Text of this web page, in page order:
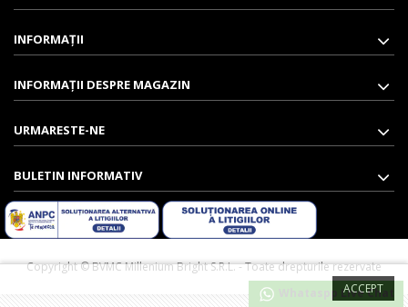
INFORMAŢII
INFORMAȚII DESPRE MAGAZIN
URMARESTE-NE
BULETIN INFORMATIV
Whataspp Live Chat
Copyright ©️ BVMC Millenium Bright S.R.L. - Toate drepturile rezervate
ACCEPT